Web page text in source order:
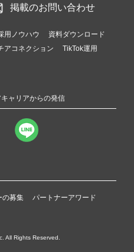
掲載のお問い合わせ
用ノウハウ
資料ダウンロード
アコネクション
TikTok運用
ャリアからの発信
の募集 パートナーアワード
All Rights Reserved.